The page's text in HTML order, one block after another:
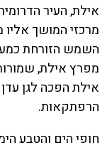
אילת, העיר
מרכזי המושך
השמש הזורחת
מפרץ אילת,
אילת הפכה לגן
הרפתקאות.
חופי הים והטבע